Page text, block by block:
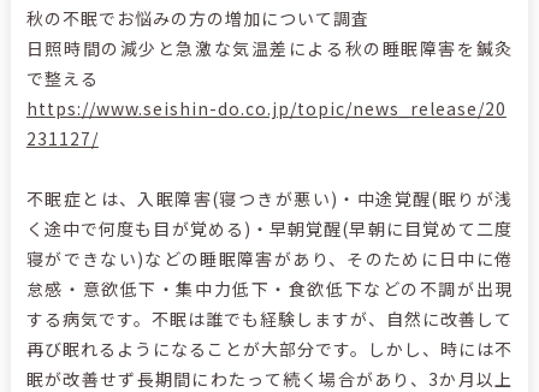
秋の不眠でお悩みの方の増加について調査
日照時間の減少と急激な気温差による秋の睡眠障害を鍼灸
で整える
https://www.seishin-do.co.jp/topic/news_release/20
231127/
不眠症とは、入眠障害(寝つきが悪い)・中途覚醒(眠りが浅
く途中で何度も目が覚める)・早朝覚醒(早朝に目覚めて二度
寝ができない)などの睡眠障害があり、そのために日中に倦
怠感・意欲低下・集中力低下・食欲低下などの不調が出現
する病気です。不眠は誰でも経験しますが、自然に改善して
再び眠れるようになることが大部分です。しかし、時には不
眠が改善せず長期間にわたって続く場合があり、3か月以上